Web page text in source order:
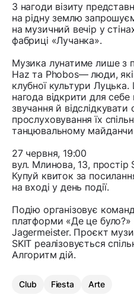
З нагоди візиту
на рідну землю
на музичний вечір у
фабриці «Лучанка».
Музика лунатиме лише з
Haz та Phobos— люди, які
клубної культури
нагода відкрити для
звучання й відслідкувати
прослуховування їх
танцювальному
27 червня, 19:00
вул. Млинова, 13, простір
Купуй квиток за
на вході у день події.
Подію організовує
платформи «Де це було?»
Jagermeister. Проєкт
SKIT реалізовується
Алгоритм дій.
Club Fiesta Arte